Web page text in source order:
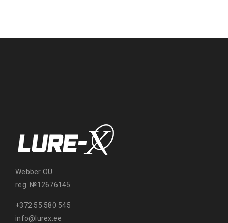
Webber OÜ
reg. №12676145
+372 55 580 545
info@lurex.ee